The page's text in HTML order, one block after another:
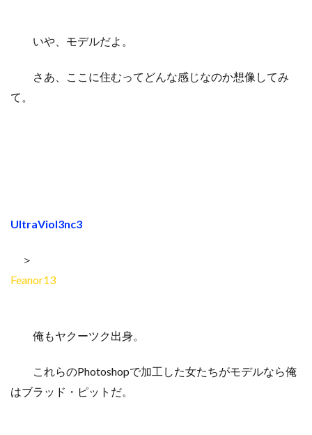
いや、モデルだよ。
さあ、ここに住むってどんな感じなのか想像してみ
て。
UltraViol3nc3
＞
Feanor13
俺もヤクーツク出身。
これらのPhotoshopで加工した女たちがモデルなら俺
はブラッド・ピットだ。